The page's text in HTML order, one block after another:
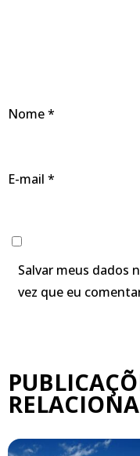
Nome*
E-mail *
Salvar meus dados
vez que eu